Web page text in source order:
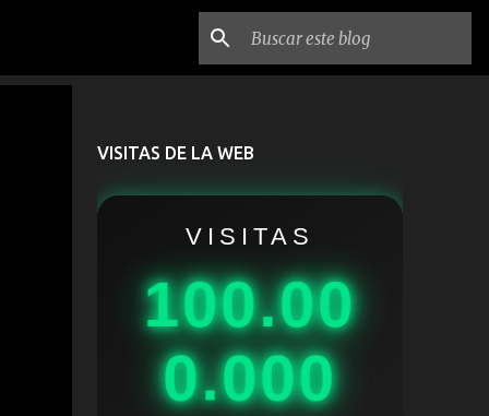
VISITAS DE LA WEB
VISITAS
100.00
0.000